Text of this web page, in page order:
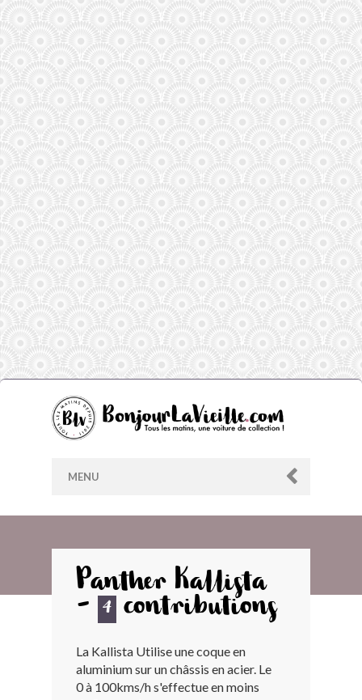
MENU
ARCHIVES
LES CONTRIBUTEURS
LE BLOG
Panther Kallista
-
4 contributions
La Kallista Utilise une coque en
aluminium sur un châssis en acier. Le
0 à 100kms/h s'effectue en moins